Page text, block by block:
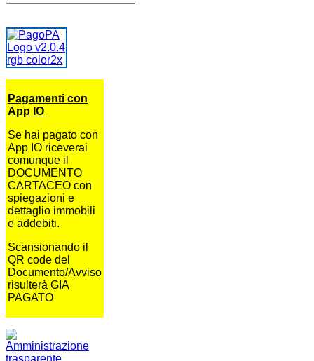
Pagamenti con
App IO
Se hai pagato con
App IO riceverai
comunque il
DOCUMENTO
CARTACEO con
spiegazioni e
dettaglio immobili
e addebiti.
Scansionando il
QR code del
Documento/Avviso
risulterà GIA
PAGATO